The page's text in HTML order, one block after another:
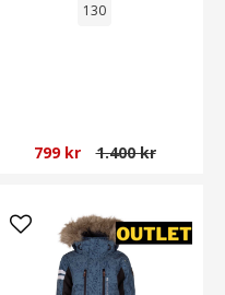
130
799 kr 1.400 kr